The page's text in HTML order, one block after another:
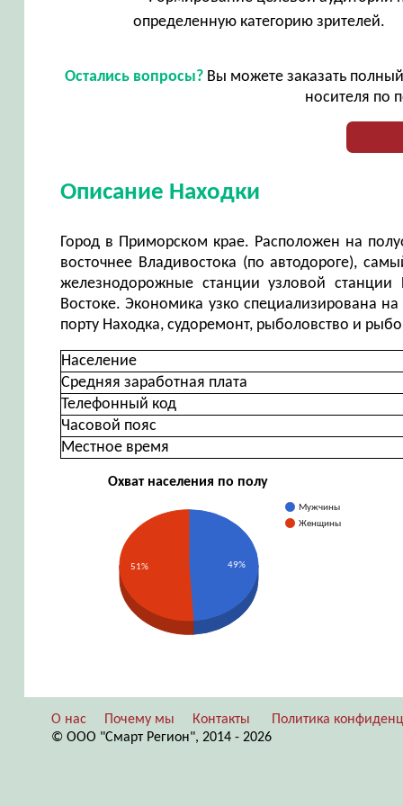
определенную категорию зрителей.
Остались вопросы? Вы можете заказать
носителя по
Описание Находки
Город в Приморском крае. Расположен на
восточнее Владивостока (по автодороге),
железнодорожные станции узловой
Востоке. Экономика узко специализирована
порту Находка, судоремонт, рыболовство и
Население
Средняя заработная плата
Телефонный код
Часовой пояс
Местное время
Охват населения по полу
Мужчины
Женщины
49%
51%
О нас Почему мы Контакты
Политика
© ООО "Смарт Регион", 2014 - 2026